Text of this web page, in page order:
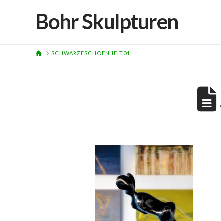
Bohr Skulpturen
HOMESCHWARZESCHOENHEIT01